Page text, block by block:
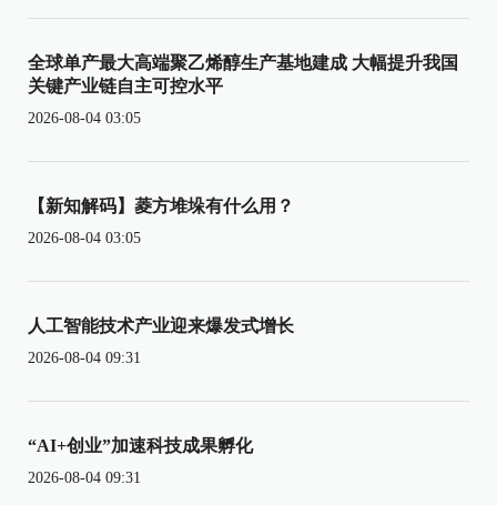
全球单产最大高端聚乙烯醇生产基地建成 大幅提升我国
关键产业链自主可控水平
2026-08-04 03:05
【新知解码】菱方堆垛有什么用？
2026-08-04 03:05
人工智能技术产业迎来爆发式增长
2026-08-04 09:31
“AI+创业”加速科技成果孵化
2026-08-04 09:31